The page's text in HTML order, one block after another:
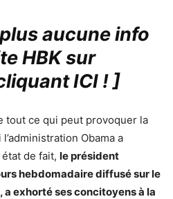
aucune info
HBK sur
ICI !]
tout ce qui peut provoquer la
Obama a
de fait, le président
hebdomadaire diffusé sur le
a exhorté ses concitoyens à la